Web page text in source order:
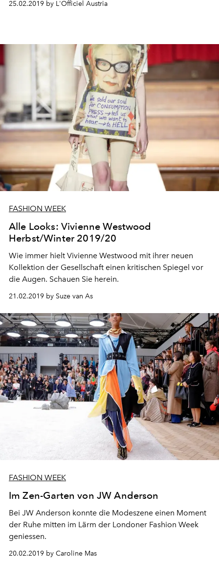
25.02.2019 by L'Officiel Austria
FASHION WEEK
Alle Looks: Vivienne Westwood
Herbst/Winter 2019/20
Wie immer hielt Vivienne Westwood mit ihrer neuen
Kollektion der Gesellschaft einen kritischen Spiegel vor
die Augen. Schauen Sie herein.
21.02.2019 by Suze van As
FASHION WEEK
Im Zen-Garten von JW Anderson
Bei JW Anderson konnte die Modeszene einen Moment
der Ruhe mitten im Lärm der Londoner Fashion Week
geniessen.
20.02.2019 by Caroline Mas